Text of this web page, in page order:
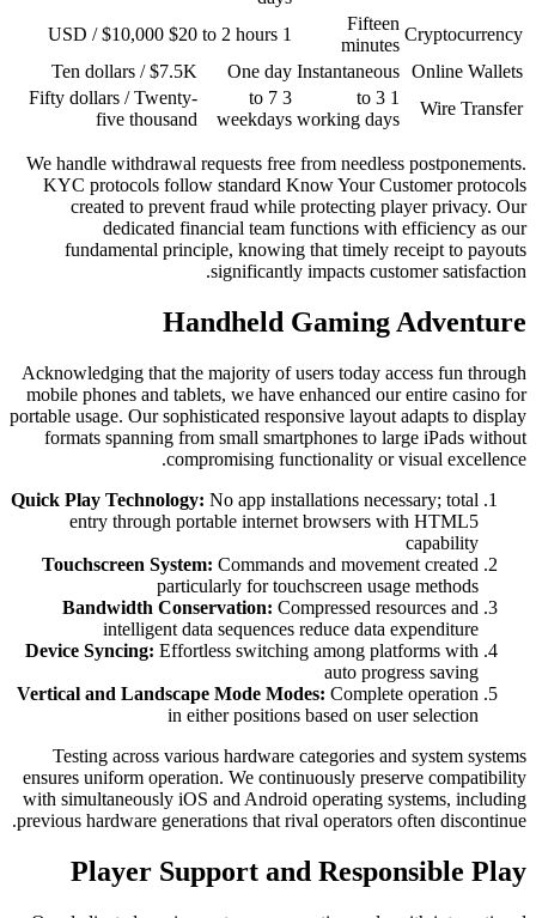
Ten dollars /
Fifty dollars /
five
We handle
KYC protocols
created to
fundamental
Acknowledging that
mobile phones and
portable usage. Our
formats spanning
Quick Play
entry through
Touchscreen
Bandwidth
intelligent
Device Syncing:
Vertical and
Testing across
ensures uniform
with simultaneously
previous hardware
Player